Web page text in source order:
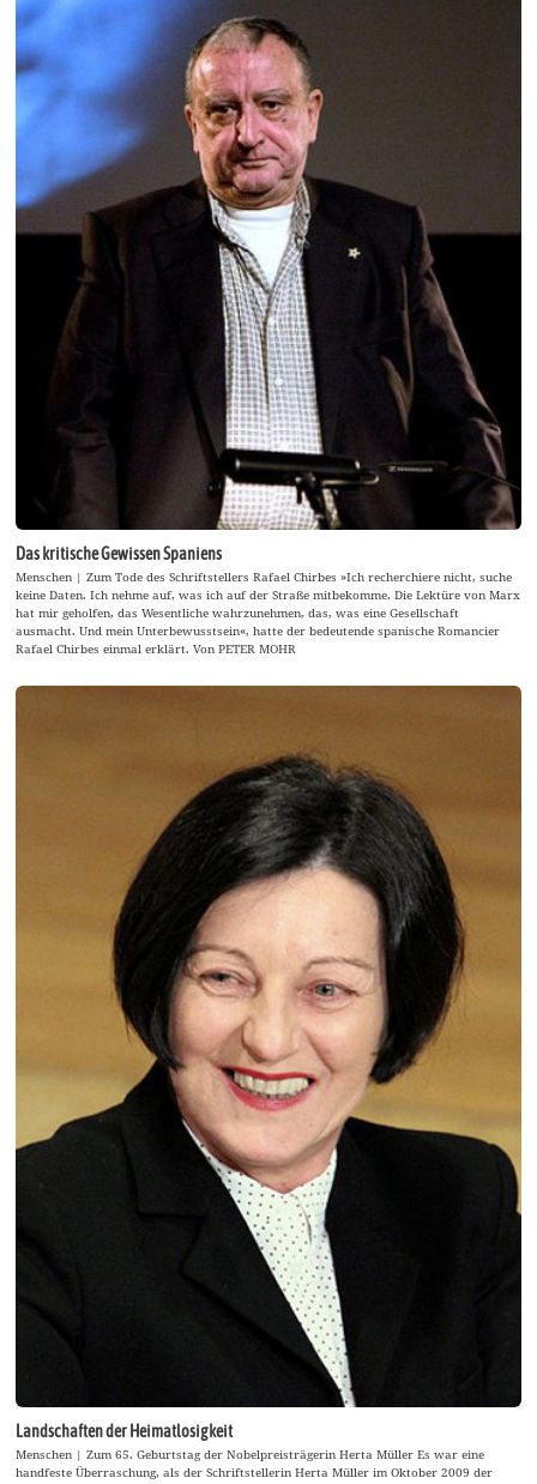
Das kritische Gewissen Spaniens
Menschen | Zum Tode des Schriftstellers Rafael Chirbes »Ich recherchiere nicht, suche
keine Daten. Ich nehme auf, was ich auf der Straße mitbekomme. Die Lektüre von Marx
hat mir geholfen, das Wesentliche wahrzunehmen, das, was eine Gesellschaft
ausmacht. Und mein Unterbewusstsein«, hatte der bedeutende spanische Romancier
Rafael Chirbes einmal erklärt. Von PETER MOHR
Landschaften der Heimatlosigkeit
Menschen | Zum 65. Geburtstag der Nobelpreisträgerin Herta Müller Es war eine
handfeste Überraschung, als der Schriftstellerin Herta Müller im Oktober 2009 der